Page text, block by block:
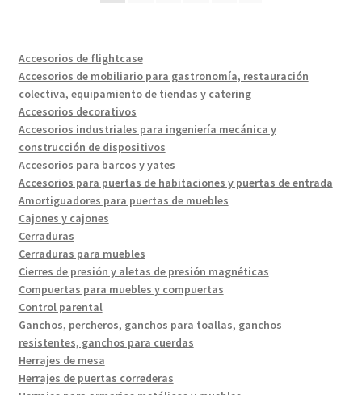
Accesorios de flightcase
Accesorios de mobiliario para gastronomía, restauración
colectiva, equipamiento de tiendas y catering
Accesorios decorativos
Accesorios industriales para ingeniería mecánica y
construcción de dispositivos
Accesorios para barcos y yates
Accesorios para puertas de habitaciones y puertas de entrada
Amortiguadores para puertas de muebles
Cajones y cajones
Cerraduras
Cerraduras para muebles
Cierres de presión y aletas de presión magnéticas
Compuertas para muebles y compuertas
Control parental
Ganchos, percheros, ganchos para toallas, ganchos
resistentes, ganchos para cuerdas
Herrajes de mesa
Herrajes de puertas correderas